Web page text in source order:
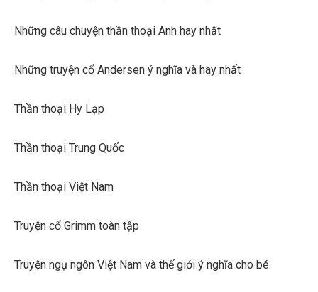
Những câu chuyện thần thoại Anh hay nhất
Những truyện cổ Andersen ý nghĩa và hay nhất
Thần thoại Hy Lạp
Thần thoại Trung Quốc
Thần thoại Việt Nam
Truyện cổ Grimm toàn tập
Truyện ngụ ngôn Việt Nam và thế giới ý nghĩa cho bé